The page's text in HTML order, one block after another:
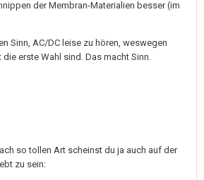
der Membran-Materialien besser (im
Sinn, AC/DC leise zu hören, weswegen
erste Wahl sind. Das macht Sinn.
ach so tollen Art scheinst du ja auch auf der
zu sein: